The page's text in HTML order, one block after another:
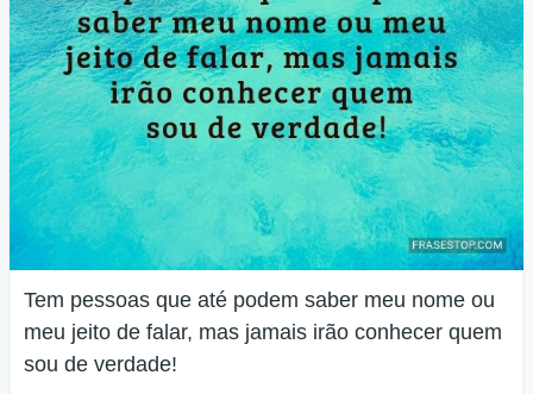
Tem pessoas que até podem saber meu nome ou
meu jeito de falar, mas jamais irão conhecer quem
sou de verdade!